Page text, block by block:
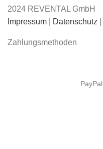
2024 REVENTAL GmbH
Impressum
Datenschutz
Zahlungsmethoden
PayPal